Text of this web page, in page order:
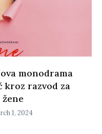
monodrama
kroz razvod za
1, 2024